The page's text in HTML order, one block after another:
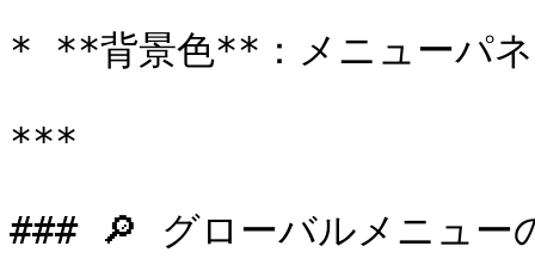
* **背景色**：メニューパネ
***
### 🔎 グローバルメニュー